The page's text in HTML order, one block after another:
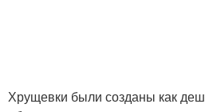
Хрущевки были созданы как